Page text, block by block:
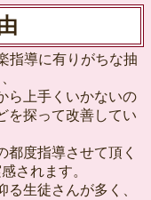
指導に有りがちな抽
ら上手くいかないの
を探って改善してい
都度指導させて頂く
されます。
る生徒さんが多く、
n
i
g
i
o